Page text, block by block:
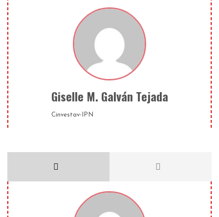
Giselle M. Galván Tejada
Cinvestav-IPN